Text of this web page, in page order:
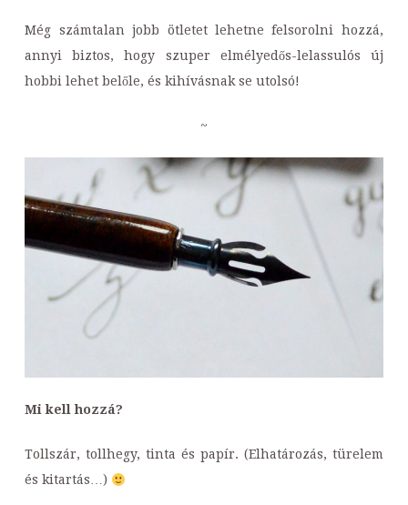
Még számtalan jobb ötletet lehetne felsorolni hozzá,
annyi biztos, hogy szuper elmélyedős-lelassulós új
hobbi lehet belőle, és kihívásnak se utolsó!
~
Mi kell hozzá?
Tollszár, tollhegy, tinta és papír. (Elhatározás, türelem
és kitartás…)